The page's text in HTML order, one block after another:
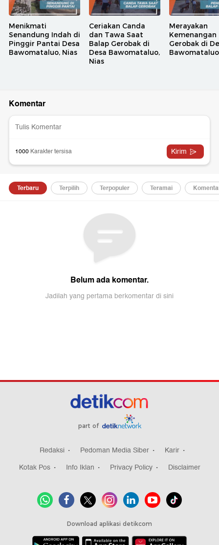
Menikmati
Senandung Indah di
Pinggir Pantai Desa
Bawomataluo, Nias
Ceriakan Canda
dan Tawa Saat
Balap Gerobak di
Desa Bawomataluo,
Nias
Merayakan
Kemenangan
Gerobak di
part of
Redaksi Pedoman Media Siber
Karir
Kotak Pos
Info Iklan Privacy Policy Disclaimer
Download aplikasi detikcom